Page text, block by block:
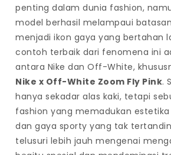
penting dalam dunia fashion,
model berhasil melampaui
menjadi ikon gaya yang bertahan
contoh terbaik dari fenomena ini
antara Nike dan Off-White,
Nike x Off-White Zoom Fly Pink.
hanya sekadar alas kaki, tetapi
fashion yang memadukan
dan gaya sporty yang tak
telusuri lebih jauh mengenai